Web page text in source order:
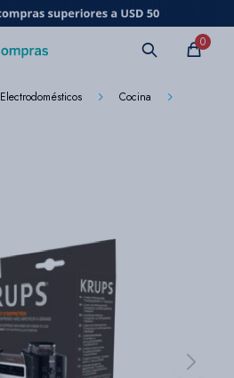
0
Electrodomésticos
Cocina
MI CUENTA